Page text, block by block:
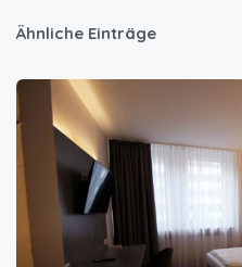
Ähnliche Einträge